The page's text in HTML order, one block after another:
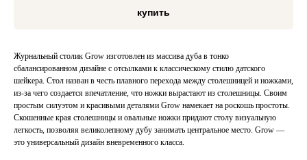
купить
Журнальный столик Grow изготовлен из массива дуба в тонко
сбалансированном дизайне с отсылками к классическому стилю датского
шейкера. Стол назван в честь плавного перехода между столешницей и ножками,
из-за чего создается впечатление, что ножки вырастают из столешницы. Своим
простым силуэтом и красивыми деталями Grow намекает на роскошь простоты.
Скошенные края столешницы и овальные ножки придают столу визуальную
легкость, позволяя великолепному дубу занимать центральное место. Grow —
это универсальный дизайн вневременного класса.